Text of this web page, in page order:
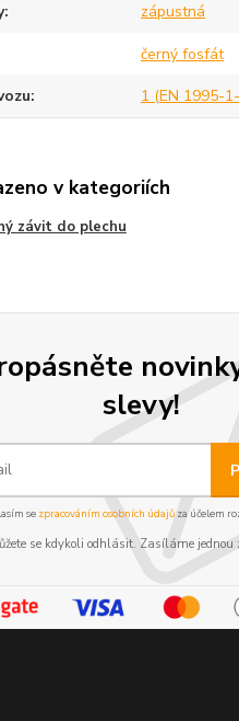
zápustná
černý fosfát
1 (EN 1995-
v kategoriích
závit do plechu
slevy!
se zpracováním osobních údajůza účelem
se kdykoli odhlásit. Zasíláme jednou